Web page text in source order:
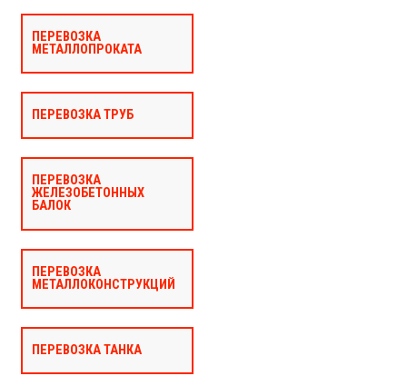
ПЕРЕВОЗКА
МЕТАЛЛОПРОКАТА
ПЕРЕВОЗКА ТРУБ
ПЕРЕВОЗКА
ЖЕЛЕЗОБЕТОННЫХ
БАЛОК
ПЕРЕВОЗКА
МЕТАЛЛОКОНСТРУКЦИЙ
ПЕРЕВОЗКА ТАНКА